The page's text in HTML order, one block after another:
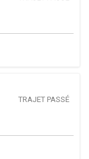
TRAJET PASSÉ